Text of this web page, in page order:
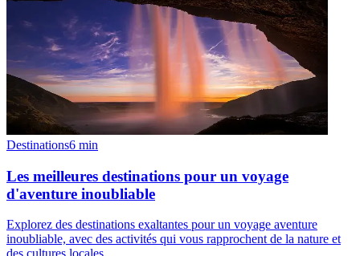
Destinations6 min
Les meilleures destinations pour un voyage
d'aventure inoubliable
Explorez des destinations exaltantes pour un voyage aventure
inoubliable, avec des activités qui vous rapprochent de la nature et